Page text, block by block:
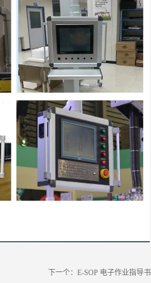
下一个：E-SOP 电子作业指导书